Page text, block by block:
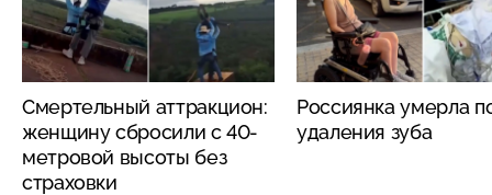
Смертельный аттракцион:
женщину сбросили с 40-
метровой высоты без
страховки
Россиянка умерла
удаления зуба